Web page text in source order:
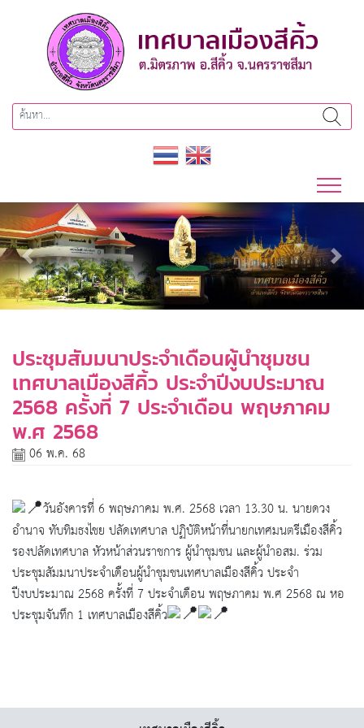
Previous Next
ประชุมสัมมนาประจำเดือนผู้นำชุมชน
เทศบาลเมืองสีคิ้ว ประจำปีงบประมาณ
2568 ครั้งที่ 7 ประจำเดือน พฤษภาคม
พ.ศ 2568
06 พ.ค. 68
วันอังคารที่ 6 พฤษภาคม พ.ศ. 2568 เวลา 13.30 น. นายดวง
อำนาจ ทับทิมธงไชย ปลัดเทศบาล ปฏิบัติหน้าที่นายกเทศมนตรีเมืองสีคิ้ว
รองปลัดเทศบาล หัวหน้าส่วนราชการ ผู้นำชุมชน และผู้นำอสม. ร่วม
ประชุมสัมมนาประจำเดือนผู้นำชุมชนเทศบาลเมืองสีคิ้ว ประจำ
ปีงบประมาณ 2568 ครั้งที่ 7 ประจำเดือน พฤษภาคม พ.ศ 2568 ณ หอ
ประชุมจันทึก 1 เทศบาลเมืองสีคิ้ว